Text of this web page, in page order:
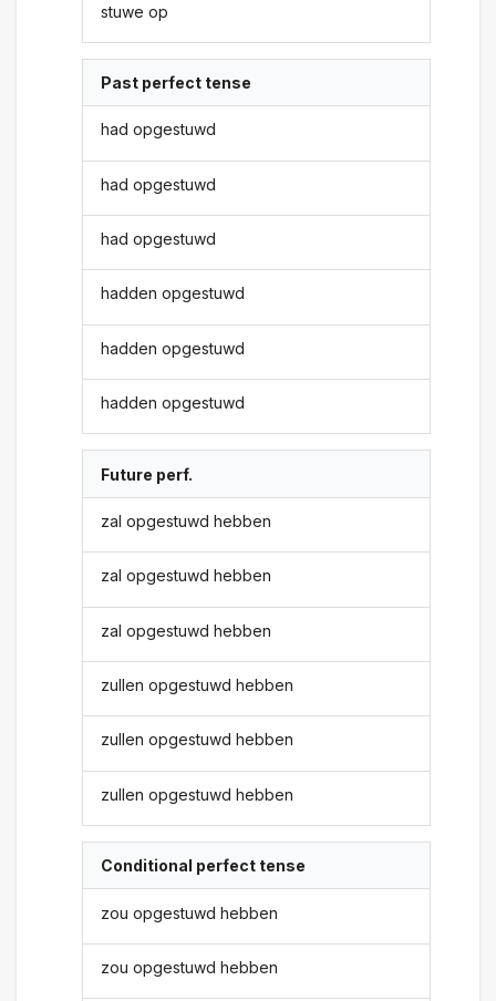
stuwe op
Past perfect tense
had opgestuwd
had opgestuwd
had opgestuwd
hadden opgestuwd
hadden opgestuwd
hadden opgestuwd
Future perf.
zal opgestuwd hebben
zal opgestuwd hebben
zal opgestuwd hebben
zullen opgestuwd hebben
zullen opgestuwd hebben
zullen opgestuwd hebben
Conditional perfect tense
zou opgestuwd hebben
zou opgestuwd hebben